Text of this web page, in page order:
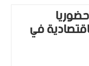
في